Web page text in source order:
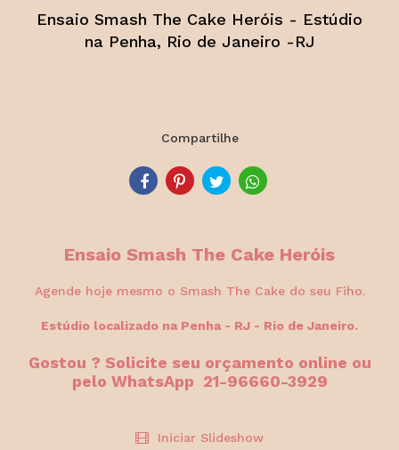
Ensaio Smash The Cake Heróis - Estúdio
na Penha, Rio de Janeiro -RJ
Compartilhe
Ensaio Smash The Cake Heróis
Agende hoje mesmo o Smash The Cake do seu Fiho.
Estúdio localizado na Penha - RJ - Rio de Janeiro.
Gostou ? Solicite seu orçamento online ou
pelo WhatsApp 21-96660-3929
Iniciar Slideshow